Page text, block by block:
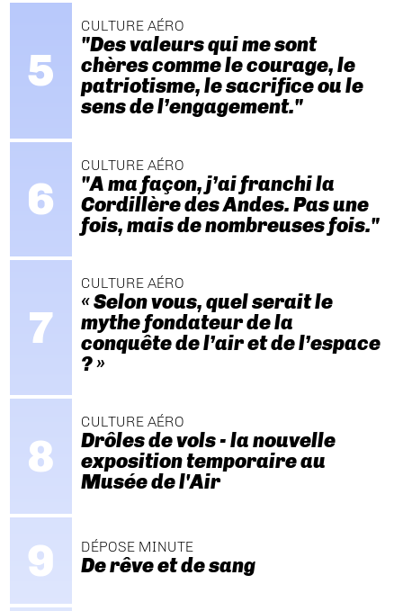
CULTURE AÉRO
"Des valeurs qui me sont
chères comme le courage, le
patriotisme, le sacrifice ou le
sens de l’engagement."
CULTURE AÉRO
"A ma façon, j’ai franchi la
Cordillère des Andes. Pas une
fois, mais de nombreuses fois."
CULTURE AÉRO
« Selon vous, quel serait le
mythe fondateur de la
conquête de l’air et de l’espace
? »
CULTURE AÉRO
Drôles de vols - la nouvelle
exposition temporaire au
Musée de l'Air
DÉPOSE MINUTE
De rêve et de sang